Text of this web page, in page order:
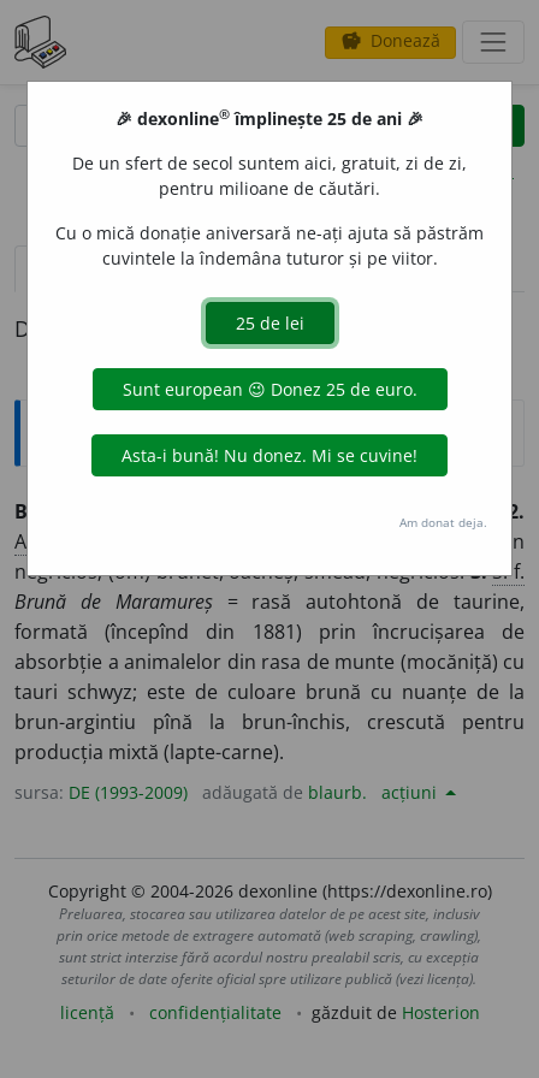
savings Donează
clear
opțiuni
definiții (1) pronunțievolume_up (17)
Definiția cu ID-ul 529053:
Enciclopedice
BRUN, -Ă
2.
Adj.
(Persoană) cu părul negru, cu ten
negricios; (om) brunet, oacheș, smead, negricios.3. S. f.
Brună de Maramureș= rasă autohtonă de taurine,
formată (începînd din 1881) prin încrucișarea de
absorbție a animalelor din rasa de munte (mocăniță) cu
tauri schwyz; este de culoare brună cu nuanțe de la
brun-argintiu pînă la brun-închis, crescută pentru
producția mixtă (lapte-carne).
sursa: DE (1993-2009) adăugată de blaurb. acțiuni
Copyright © 2004-2026 dexonline (https://dexonline.ro)
Preluarea, stocarea sau utilizarea datelor de pe acest site, inclusiv
prin orice metode de extragere automată (web scraping, crawling),
sunt strict interzise fără acordul nostru prealabil scris, cu excepția
seturilor de date oferite oficial spre utilizare publică (vezi licența).
licență confidențialitate găzduit de Hosterion
🎉 dexonline® împlinește 25 de ani 🎉
De un sfert de secol suntem aici, gratuit, zi de zi,
pentru milioane de căutări.
Cu o mică donație aniversară ne-ați ajuta să păstrăm
cuvintele la îndemâna tuturor și pe viitor.
Am donat deja.